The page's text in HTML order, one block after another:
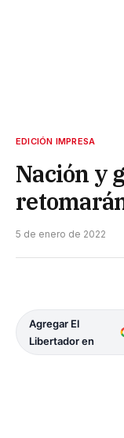
EDICIÓN IMPRESA
Nación y
5 de enero de 2022
Agregar El
Libertador en